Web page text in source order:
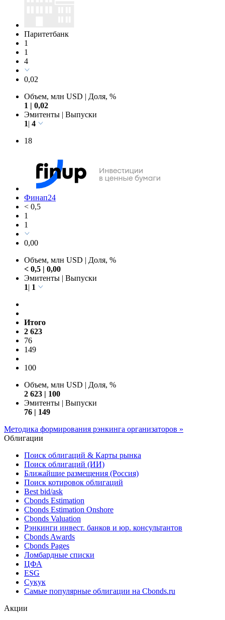
Паритетбанк
1
1
4
0,02
Объем, млн USD | Доля, %
1 | 0,02
Эмитенты | Выпуски
1| 4
18
Финап24
< 0,5
1
1
0,00
Объем, млн USD | Доля, %
< 0,5 | 0,00
Эмитенты | Выпуски
1| 1
Итого
2 623
76
149
100
Объем, млн USD | Доля, %
2 623 | 100
Эмитенты | Выпуски
76 | 149
Методика формирования рэнкинга организаторов »
Облигации
Поиск облигаций & Карты рынка
Поиск облигаций (ИИ)
Ближайшие размещения (Россия)
Поиск котировок облигаций
Best bid/ask
Cbonds Estimation
Cbonds Estimation Onshore
Cbonds Valuation
Рэнкинги инвест. банков и юр. консультантов
Cbonds Awards
Cbonds Pages
Ломбардные списки
ЦФА
ESG
Сукук
Самые популярные облигации на Cbonds.ru
Акции